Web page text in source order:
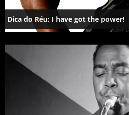
Dica do Réu: I have got the power!